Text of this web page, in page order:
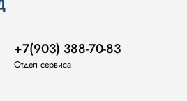
+7(903) 388-70-83
Отдел сервиса